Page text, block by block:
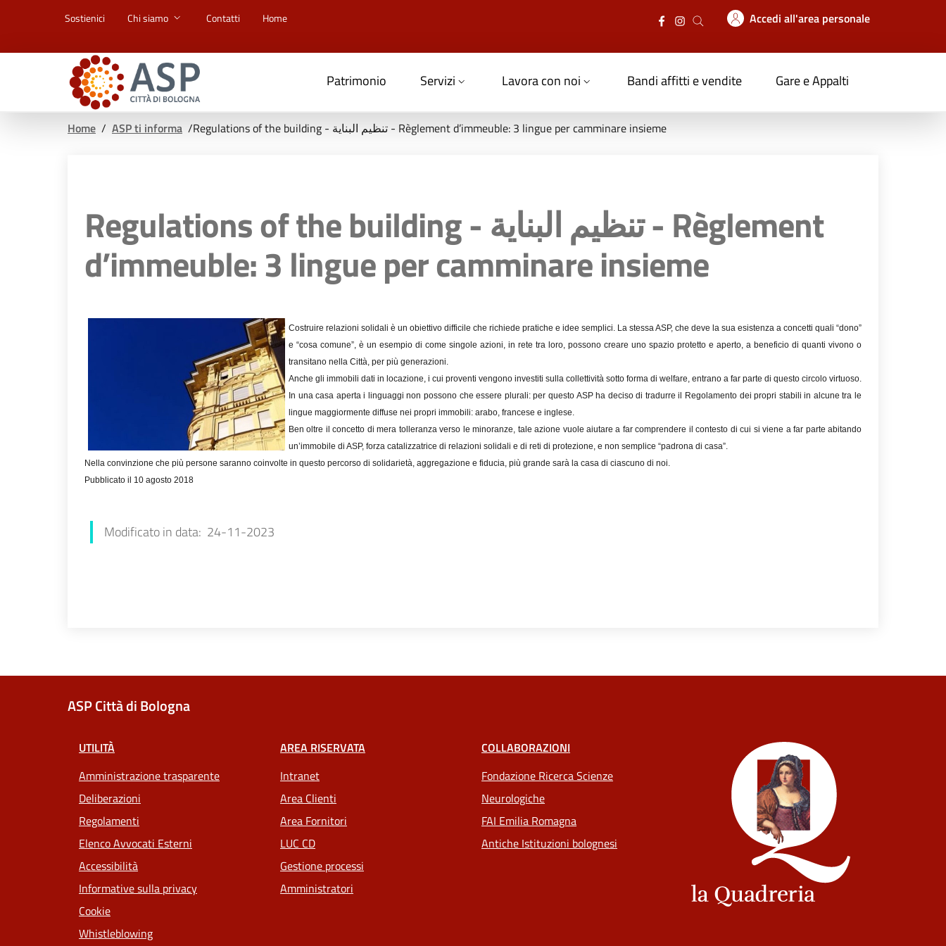
Sostienici Chi siamo Contatti Home Accedi all'area personale
Patrimonio Servizi Lavora con noi Bandi affitti e vendite Gare e Appalti
Home / ASP ti informa / Regulations of the building - تنظيم البناية - Règlement d’immeuble: 3 lingue per camminare insieme
Regulations of the building - تنظيم البناية - Règlement
d’immeuble: 3 lingue per camminare insieme
Costruire relazioni solidali è un obiettivo difficile che richiede pratiche e idee semplici. La stessa ASP, che deve la sua esistenza a concetti quali “dono”
e “cosa comune”, è un esempio di come singole azioni, in rete tra loro, possono creare uno spazio protetto e aperto, a beneficio di quanti vivono o
transitano nella Città, per più generazioni.
Anche gli immobili dati in locazione, i cui proventi vengono investiti sulla collettività sotto forma di welfare, entrano a far parte di questo circolo virtuoso.
In una casa aperta i linguaggi non possono che essere plurali: per questo ASP ha deciso di tradurre il Regolamento dei propri stabili in alcune tra le
lingue maggiormente diffuse nei propri immobili: arabo, francese e inglese.
Ben oltre il concetto di mera tolleranza verso le minoranze, tale azione vuole aiutare a far comprendere il contesto di cui si viene a far parte abitando
un’immobile di ASP, forza catalizzatrice di relazioni solidali e di reti di protezione, e non semplice “padrona di casa”.
Nella convinzione che più persone saranno coinvolte in questo percorso di solidarietà, aggregazione e fiducia, più grande sarà la casa di ciascuno di noi.
Pubblicato il 10 agosto 2018
Modificato in data: 24-11-2023
ASP Città di Bologna
UTILITÀ
Amministrazione trasparente
Deliberazioni
Regolamenti
Elenco Avvocati Esterni
Accessibilità
Informative sulla privacy
Cookie
Whistleblowing
AREA RISERVATA
Intranet
Area Clienti
Area Fornitori
LUC CD
Gestione processi
Amministratori
COLLABORAZIONI
Fondazione Ricerca Scienze
Neurologiche
FAI Emilia Romagna
Antiche Istituzioni bolognesi